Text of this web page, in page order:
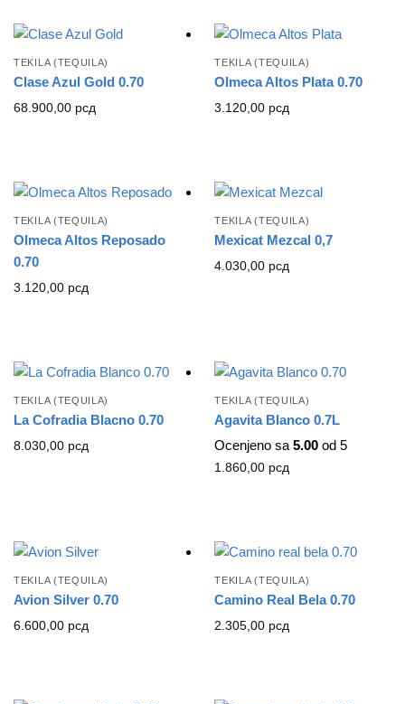
TEKILA (TEQUILA)
Clase Azul Gold 0.70
68.900,00 рсд
TEKILA (TEQUILA)
Olmeca Altos Plata 0.70
3.120,00 рсд
TEKILA (TEQUILA)
Olmeca Altos Reposado
0.70
3.120,00 рсд
TEKILA (TEQUILA)
Mexicat Mezcal 0,7
4.030,00 рсд
TEKILA (TEQUILA)
La Cofradia Blacno 0.70
8.030,00 рсд
TEKILA (TEQUILA)
Agavita Blanco 0.7L
Ocenjeno sa5.00 od 5
1.860,00 рсд
TEKILA (TEQUILA)
Avion Silver 0.70
6.600,00 рсд
TEKILA (TEQUILA)
Camino Real Bela 0.70
2.305,00 рсд